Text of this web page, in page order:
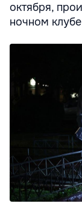
октября,
ночном